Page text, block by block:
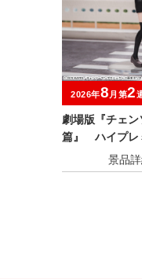
劇場版『チェ
篇』 ハイプレ
2026年8 月第2